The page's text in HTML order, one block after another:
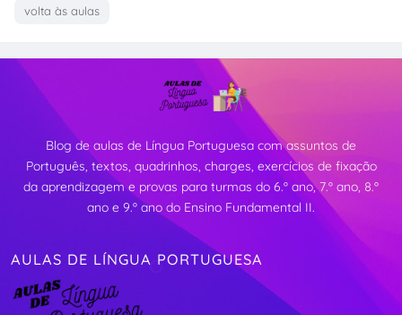
volta às aulas
Blog de aulas de Língua Portuguesa com assuntos de
Português, textos, quadrinhos, charges, exercícios de fixação
da aprendizagem e provas para turmas do 6.º ano, 7.º ano, 8.º
ano e 9.º ano do Ensino Fundamental II.
AULAS DE LÍNGUA PORTUGUESA